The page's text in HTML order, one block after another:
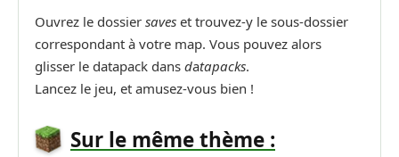
Ouvrez le dossier saves et trouvez-y le sous-dossier
correspondant à votre map. Vous pouvez alors
glisser le datapack dans datapacks.
Lancez le jeu, et amusez-vous bien !
Sur le même thème :